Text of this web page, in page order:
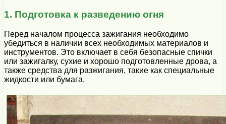
1. Подготовка к разведению огня
Перед началом процесса зажигания необходимо
убедиться в наличии всех необходимых материалов и
инструментов. Это включает в себя безопасные спички
или зажигалку, сухие и хорошо подготовленные дрова, а
также средства для разжигания, такие как специальные
жидкости или бумага.